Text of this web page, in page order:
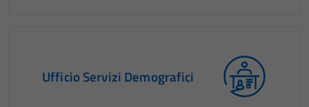
Ufficio Servizi Demografici